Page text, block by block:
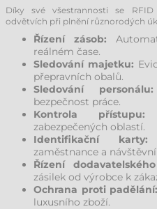
Díky své všestrannosti se
odvětvích při plnění různorodých
Řízení zásob:
reálném čase.
Sledování majetku:
přepravních obalů.
Sledování personálu:
bezpečnost práce.
Kontrola přístupu:
zabezpečených oblastí.
Identifikační karty:
zaměstnance a
Řízení
zásilek od výrobce k
Ochrana proti padělání:
luxusního zboží.